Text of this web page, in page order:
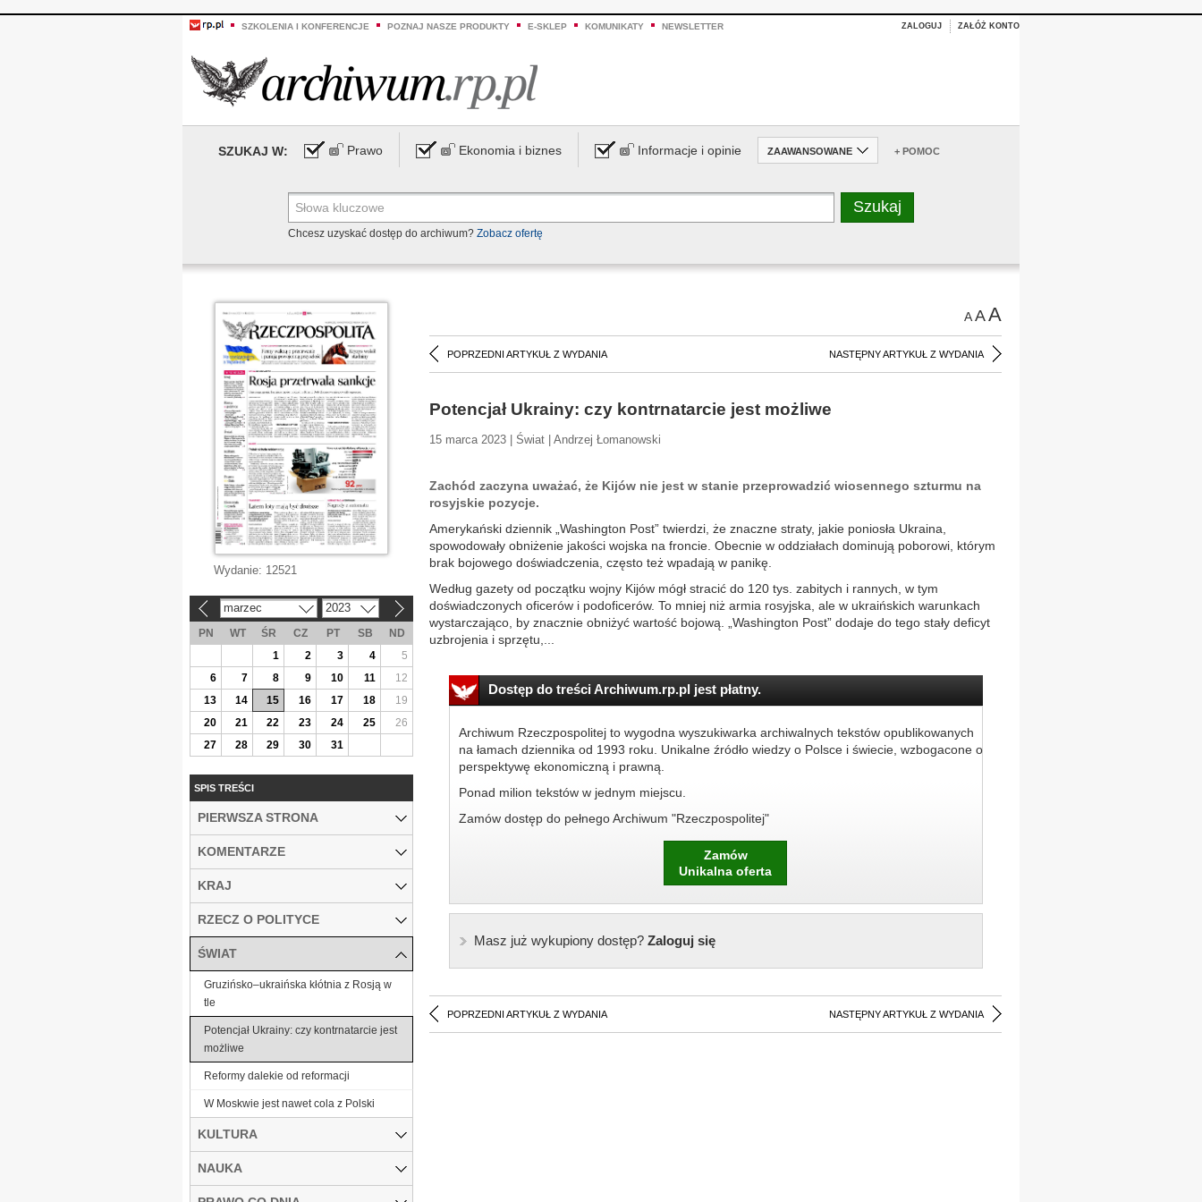
SZKOLENIA I KONFERENCJE POZNAJ NASZE PRODUKTY E-SKLEP KOMUNIKATY NEWSLETTER ZALOGUJ ZAŁÓŻ KONTO
SZUKAJ W: Prawo Ekonomia i biznes Informacje i opinie ZAAWANSOWANE + POMOC
Chcesz uzyskać dostęp do archiwum? Zobacz ofertę
AAA
POPRZEDNI ARTYKUŁ Z WYDANIA NASTĘPNY ARTYKUŁ Z WYDANIA
Potencjał Ukrainy: czy kontrnatarcie jest możliwe
15 marca 2023 | Świat | Andrzej Łomanowski
Zachód zaczyna uważać, że Kijów nie jest w stanie przeprowadzić wiosennego szturmu na
rosyjskie pozycje.
Amerykański dziennik „Washington Post” twierdzi, że znaczne straty, jakie poniosła Ukraina,
spowodowały obniżenie jakości wojska na froncie. Obecnie w oddziałach dominują poborowi, którym
brak bojowego doświadczenia, często też wpadają w panikę.
Według gazety od początku wojny Kijów mógł stracić do 120 tys. zabitych i rannych, w tym
doświadczonych oficerów i podoficerów. To mniej niż armia rosyjska, ale w ukraińskich warunkach
wystarczająco, by znacznie obniżyć wartość bojową. „Washington Post” dodaje do tego stały deficyt
uzbrojenia i sprzętu,...
Dostęp do treści Archiwum.rp.pl jest płatny.
Archiwum Rzeczpospolitej to wygodna wyszukiwarka archiwalnych tekstów opublikowanych
na łamach dziennika od 1993 roku. Unikalne źródło wiedzy o Polsce i świecie, wzbogacone o
perspektywę ekonomiczną i prawną.
Ponad milion tekstów w jednym miejscu.
Zamów dostęp do pełnego Archiwum "Rzeczpospolitej"
Zamów
Unikalna oferta
Masz już wykupiony dostęp?Zaloguj się
POPRZEDNI ARTYKUŁ Z WYDANIA NASTĘPNY ARTYKUŁ Z WYDANIA
Wydanie: 12521
marzec 2023
PN WT ŚR CZ PT SB
ND
1
2 3 4
5
6
7 8 9 10 11
12
13
14 15 16 17 18
19
20
21 22 23 24 25
26
27
28 29 30 31
SPIS TREŚCI
PIERWSZA STRONA
KOMENTARZE
KRAJ
RZECZ O POLITYCE
ŚWIAT
Gruzińsko–ukraińska kłótnia z Rosją w
tle
Potencjał Ukrainy: czy kontrnatarcie jest
możliwe
Reformy dalekie od reformacji
W Moskwie jest nawet cola z Polski
KULTURA
NAUKA